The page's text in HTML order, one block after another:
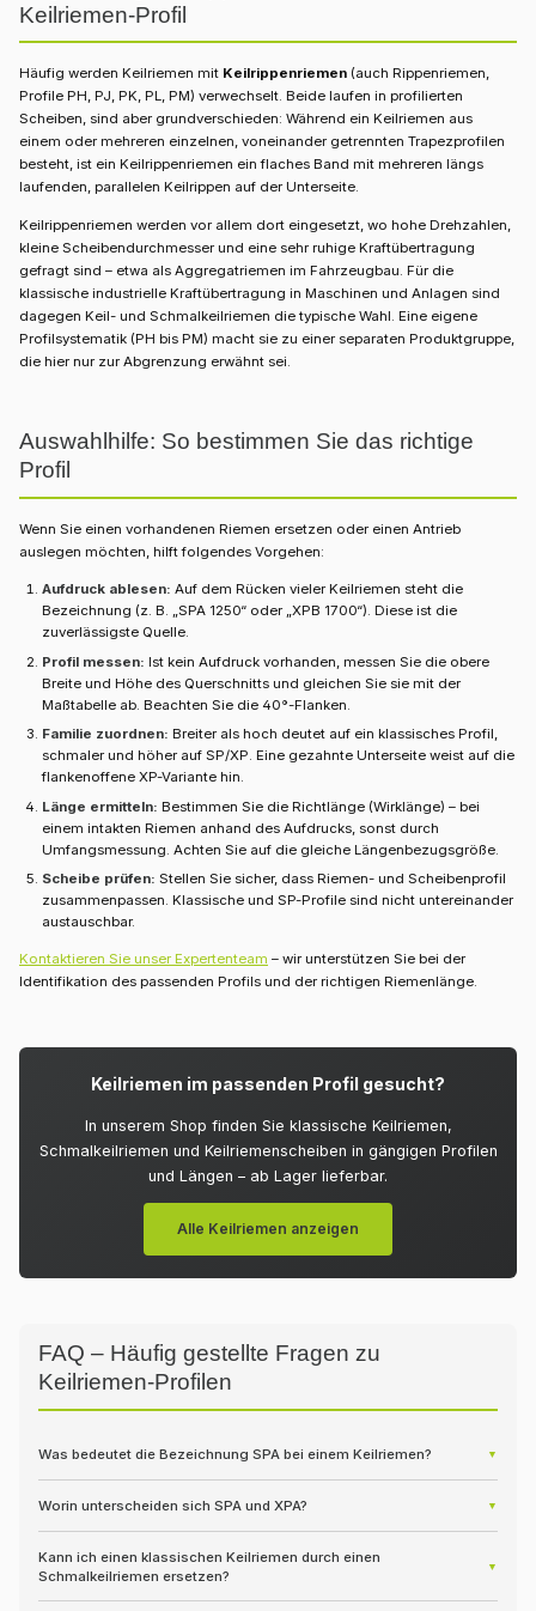
Keilriemen-Profil
Häufig werden Keilriemen mit Keilrippenriemen (auch Rippenriemen,
Profile PH, PJ, PK, PL, PM) verwechselt. Beide laufen in profilierten
Scheiben, sind aber grundverschieden: Während ein Keilriemen aus
einem oder mehreren einzelnen, voneinander getrennten Trapezprofilen
besteht, ist ein Keilrippenriemen ein flaches Band mit mehreren längs
laufenden, parallelen Keilrippen auf der Unterseite.
Keilrippenriemen werden vor allem dort eingesetzt, wo hohe Drehzahlen,
kleine Scheibendurchmesser und eine sehr ruhige Kraftübertragung
gefragt sind – etwa als Aggregatriemen im Fahrzeugbau. Für die
klassische industrielle Kraftübertragung in Maschinen und Anlagen sind
dagegen Keil- und Schmalkeilriemen die typische Wahl. Eine eigene
Profilsystematik (PH bis PM) macht sie zu einer separaten Produktgruppe,
die hier nur zur Abgrenzung erwähnt sei.
Auswahlhilfe: So bestimmen Sie das richtige
Profil
Wenn Sie einen vorhandenen Riemen ersetzen oder einen Antrieb
auslegen möchten, hilft folgendes Vorgehen:
Aufdruck ablesen: Auf dem Rücken vieler Keilriemen steht die
Bezeichnung (z. B. „SPA 1250“ oder „XPB 1700“). Diese ist die
zuverlässigste Quelle.
Profil messen: Ist kein Aufdruck vorhanden, messen Sie die obere
Breite und Höhe des Querschnitts und gleichen Sie sie mit der
Maßtabelle ab. Beachten Sie die 40°-Flanken.
Familie zuordnen: Breiter als hoch deutet auf ein klassisches Profil,
schmaler und höher auf SP/XP. Eine gezahnte Unterseite weist auf die
flankenoffene XP-Variante hin.
Länge ermitteln: Bestimmen Sie die Richtlänge (Wirklänge) – bei
einem intakten Riemen anhand des Aufdrucks, sonst durch
Umfangsmessung. Achten Sie auf die gleiche Längenbezugsgröße.
Scheibe prüfen: Stellen Sie sicher, dass Riemen- und Scheibenprofil
zusammenpassen. Klassische und SP-Profile sind nicht untereinander
austauschbar.
Kontaktieren Sie unser Expertenteam – wir unterstützen Sie bei der
Identifikation des passenden Profils und der richtigen Riemenlänge.
Keilriemen im passenden Profil gesucht?
In unserem Shop finden Sie klassische Keilriemen,
Schmalkeilriemen und Keilriemenscheiben in gängigen Profilen
und Längen – ab Lager lieferbar.
Alle Keilriemen anzeigen
FAQ – Häufig gestellte Fragen zu
Keilriemen-Profilen
Was bedeutet die Bezeichnung SPA bei einem Keilriemen? ▼
4184 mit einer oberen Breite von etwa 13 mm. Das Präfix „SP“ steht
für Schmalkeil, der Buchstabe gibt die Profilgröße an. Häufig folgt
die Richtlänge in Millimetern, z. B. „SPA 1250“.
Worin unterscheiden sich SPA und XPA? ▼
derselben Scheibenrille. Der Unterschied liegt in der Unterseite: XPA
ist flankenoffen, also quer gezahnt. Diese Zahnung macht den
Riemen biegsamer, reduziert die Wärmeentwicklung und erlaubt
Kann ich einen klassischen Keilriemen durch einen
Schmalkeilriemen ersetzen?
▼